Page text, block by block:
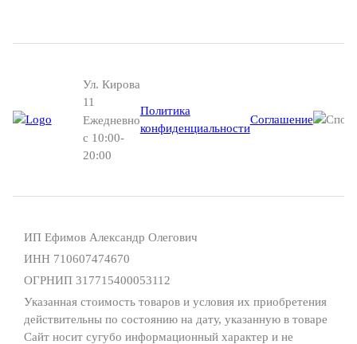
Ул. Кирова
11
Ежедневно
с 10:00-
20:00
Политика
конфиденциальности
Соглашение
ИП Ефимов Александр Олегович
ИНН 710607474670
ОГРНИП317715400053112
Указанная стоимость товаров и условия их приобретения
действительны по состоянию на дату, указанную в товаре
Сайт носит сугубо информационный характер и не